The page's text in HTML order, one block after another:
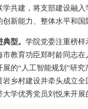
学共建，将支部建设融
新能力、整体水平和国
型。 学院党委注重榜
市教育功臣郑时龄同志
展的“人工智能规划”研
岩乡村建设并牵头成立
大学优秀党员刘悦来开